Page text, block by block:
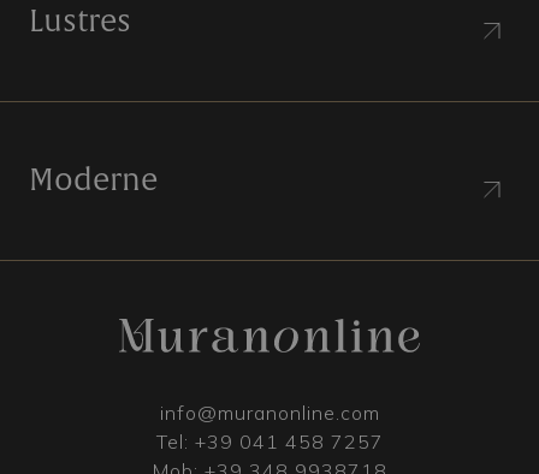
Lustres
Moderne
info@muranonline.com
Tel: +39 041 458 7257